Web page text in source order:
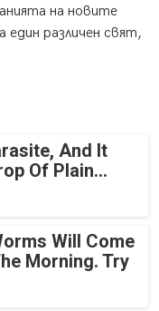
на новите
един различен свят,
And It
Of Plain...
Will Come
Morning. Try